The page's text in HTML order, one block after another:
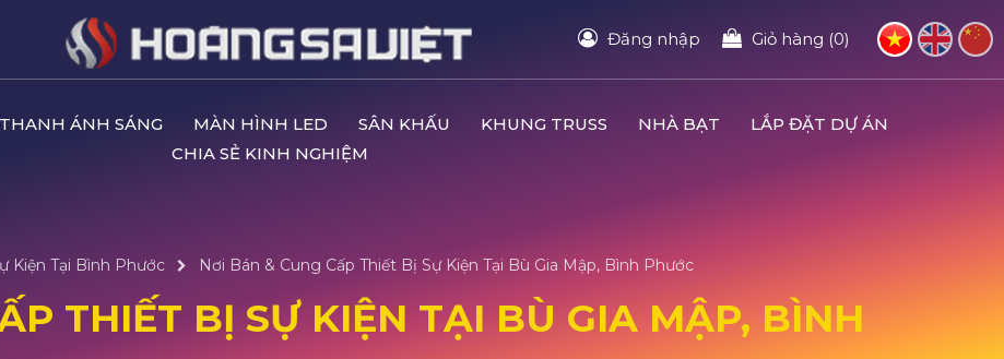
Đăng nhập Giỏ hàng (0)
ÁNH SÁNG MÀN HÌNH LED SÂN KHẤU KHUNG TRUSS NHÀ BẠT
LẮP ĐẶT DỰ ÁN
CHIA SẺ KINH NGHIỆM
Kiện Tại Bình Phước Nơi Bán & Cung Cấp Thiết Bị Sự Kiện Tại Bù Gia Mập, Bình Phước
THIẾT BỊ SỰ KIỆN TẠI BÙ GIA MẬP, BÌNH